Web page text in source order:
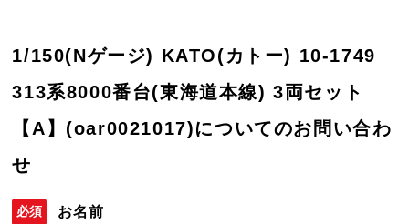
1/150(Nゲージ) KATO(カトー) 10-1749
313系8000番台(東海道本線) 3両セット
【A】(oar0021017)についてのお問い合わ
せ
お名前